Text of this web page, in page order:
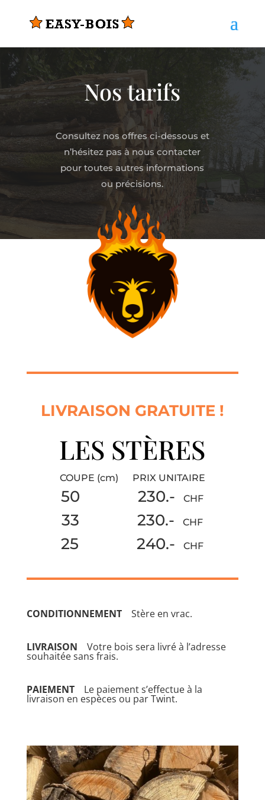
Nos tarifs
Consultez nos offres ci-dessous et
n’hésitez pas à nous contacter
pour toutes autres informations
ou précisions.
LIVRAISON GRATUITE !
LES STÈRES
COUPE (cm) PRIX UNITAIRE
50 230.-CHF
33 230.-CHF
25 240.-CHF
CONDITIONNEMENTStère en vrac.
LIVRAISON Votre bois sera livré à l’adresse
souhaitée sans frais.
PAIEMENTLe paiement s’effectue à la
livraison en espèces ou par Twint.